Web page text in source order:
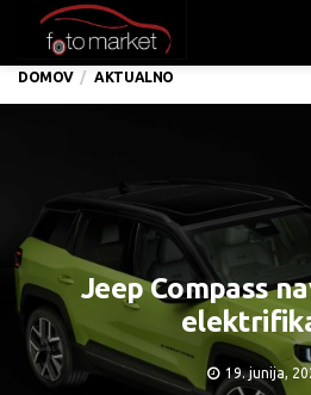
DOMOV AKTUALNO
Jeep Compass
19. junija,